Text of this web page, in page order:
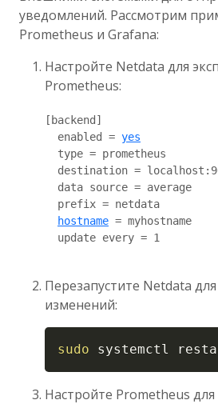
уведомлений. Рассмотрим
Prometheus и Grafana:
Настройте Netdata для
Prometheus:
[backend]
  enabled =
yes
  type = prometheus
destination =
  data source = average
  prefix = netdata
hostname = myhostname
  update every = 1
Перезапустите Netdata
изменений:
sudo systemctl
Настройте Prometheus